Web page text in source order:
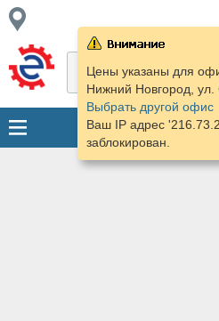
Цены указаны для
Нижний Новгород, ул.
Выбрать другой офис
Ваш IP адрес
заблокирован.